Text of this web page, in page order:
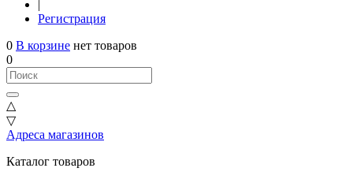
|
Регистрация
0 В корзине нет товаров
0
△
▽
Адреса магазинов
Каталог товаров